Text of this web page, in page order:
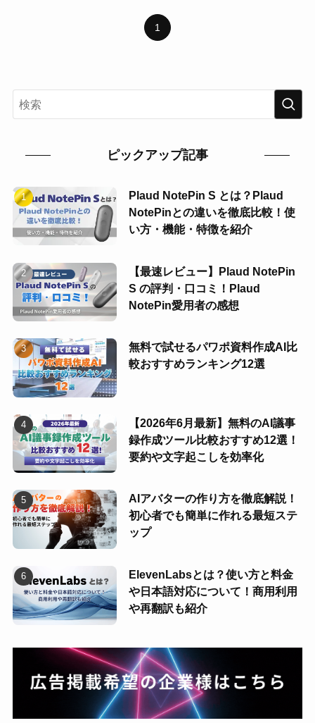
1
ピックアップ記事
Plaud NotePin S とは？Plaud
NotePinとの違いを徹底比較！使
い方・機能・特徴を紹介
【最速レビュー】Plaud NotePin
S の評判・口コミ！Plaud
NotePin愛用者の感想
無料で試せるパワポ資料作成AI比
較おすすめランキング12選
【2026年6月最新】無料のAI議事
録作成ツール比較おすすめ12選！
要約や文字起こしを効率化
AIアバターの作り方を徹底解説！
初心者でも簡単に作れる最短ステ
ップ
ElevenLabsとは？使い方と料金
や日本語対応について！商用利用
や再翻訳も紹介